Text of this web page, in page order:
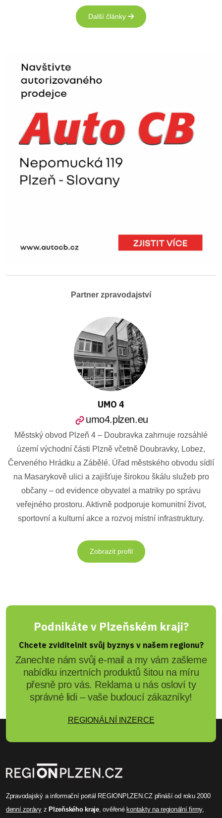
Další články
Partner zpravodajství
UMO 4
umo4.plzen.eu
Městský obvod Plzeň 4 – Doubravka zahrnuje rozsáhlé
území východní části Plzně včetně Doubravky, Lobez,
Červeného Hrádku a Zábělé. Úřad městského obvodu sídlí
na Masarykově ulici a zajišťuje širokou škálu služeb pro
občany – od evidence obyvatel a matriky po správu
veřejného prostoru. Aktivně podporuje komunitní život,
sportovní a kulturní akce a rozvoj místní infrastruktury.
Zobrazit profil
Podnikáte v Plzeňském kraji?
Chcete zviditelnit svůj byznys v našem regionu?
Zanechte nám svůj e-mail a my vám zašleme
nabídku inzertních produktů šitou na míru
přesně pro vás. Reklama u nás osloví ty
správné lidi – vaše budoucí zákazníky!
REGIONÁLNÍ INZERCE
Zpravodajský a informační portál REGIONPLZEN.CZ přináší od roku 2000
denní zprávyzPlzeňského kraje, ověřenékontakty na regionální firmy,